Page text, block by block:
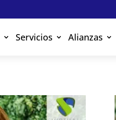
Servicios Alianzas